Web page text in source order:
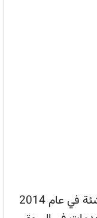
ولدت Transporter Egypt كشركة ناشئة في عام 2014